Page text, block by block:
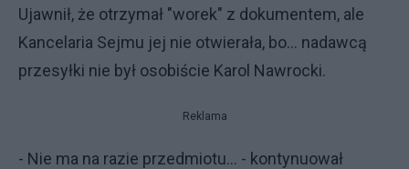
Ujawnił, że otrzymał "worek" z dokumentem, ale
Kancelaria Sejmu jej nie otwierała, bo... nadawcą
przesyłki nie był osobiście Karol Nawrocki.
Reklama
- Nie ma na razie przedmiotu... - kontynuował